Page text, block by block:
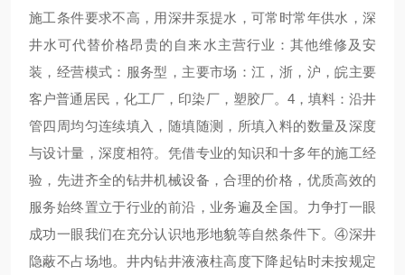
施工条件要求不高，用深井泵提水，可常时常年供水，深
井水可代替价格昂贵的自来水主营行业：其他维修及安
装，经营模式：服务型，主要市场：江，浙，沪，皖主要
客户普通居民，化工厂，印染厂，塑胶厂。4，填料：沿井
管四周均匀连续填入，随填随测，所填入料的数量及深度
与设计量，深度相符。凭借专业的知识和十多年的施工经
验，先进齐全的钻井机械设备，合理的价格，优质高效的
服务始终置立于行业的前沿，业务遍及全国。力争打一眼
成功一眼我们在充分认识地形地貌等自然条件下。④深井
隐蔽不占场地。井内钻井液液柱高度下降起钻时未按规定